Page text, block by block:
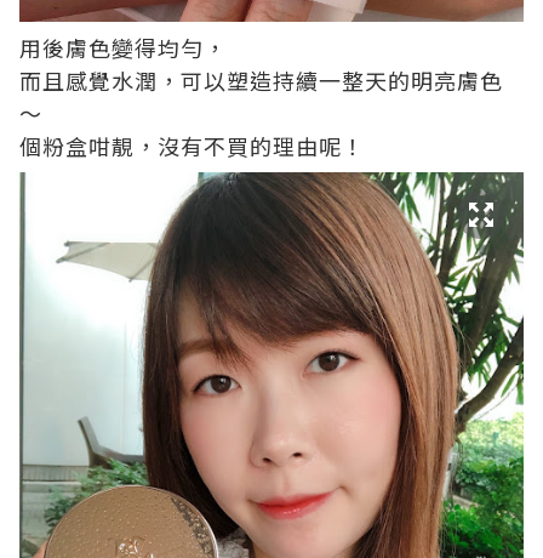
用後膚色變得均勻，
而且感覺水潤，可以塑造持續一整天的明亮膚色
～
個粉盒咁靚，沒有不買的理由呢！